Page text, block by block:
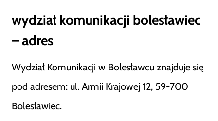
wydział komunikacji bolesławiec
– adres
Wydział Komunikacji w Bolesławcu znajduje się
pod adresem: ul. Armii Krajowej 12, 59-700
Bolesławiec.